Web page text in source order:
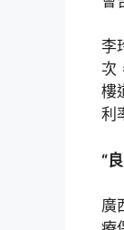
李
次
樓
利
“
廣